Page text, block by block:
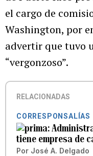
el cargo de
Washington, por
advertir que tuvo
“vergonzoso”.
RELACIONADAS
CORRESPONSALÍAS
tiene empresa de
Por José A. Delgado